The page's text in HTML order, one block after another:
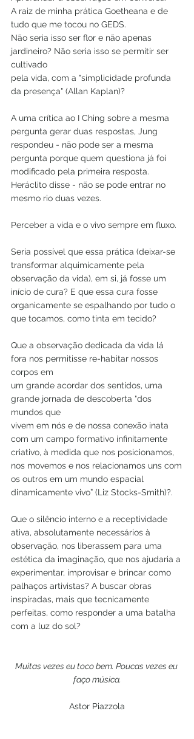
A raiz de minha prática Goetheana e de
tudo que me tocou no GEDS.
Não seria isso ser flor e não apenas
jardineiro? Não seria isso se permitir ser
cultivado
pela vida, com a "simplicidade profunda
da presença" (Allan Kaplan)?
A uma crítica ao I Ching sobre a mesma
pergunta gerar duas respostas, Jung
respondeu - não pode ser a mesma
pergunta porque quem questiona já foi
modificado pela primeira resposta.
Heráclito disse - não se pode entrar no
mesmo rio duas vezes.
Perceber a vida e o vivo sempre em fluxo.
Seria possível que essa prática (deixar-se
transformar alquimicamente pela
observação da vida), em si, já fosse um
início de cura? E que essa cura fosse
organicamente se espalhando por tudo o
que tocamos, como tinta em tecido?
Que a observação dedicada da vida lá
fora nos permitisse re-habitar nossos
corpos em
um grande acordar dos sentidos, uma
grande jornada de descoberta "dos
mundos que
vivem em nós e de nossa conexão inata
com um campo formativo infinitamente
criativo, à medida que nos posicionamos,
nos movemos e nos relacionamos uns com
os outros em um mundo espacial
dinamicamente vivo” (Liz Stocks-Smith)?.
Que o silêncio interno e a receptividade
ativa, absolutamente necessários à
observação, nos liberassem para uma
estética da imaginação, que nos ajudaria a
experimentar, improvisar e brincar como
palhaços artivistas? A buscar obras
inspiradas, mais que tecnicamente
perfeitas, como responder a uma batalha
com a luz do sol?
Muitas vezes eu toco bem. Poucas vezes eu
faço música.
Astor Piazzola